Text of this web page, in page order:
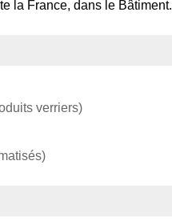
la France, dans le Bâtiment.
verriers)